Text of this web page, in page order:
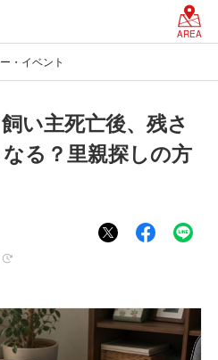
AREA
・イベント
い主死亡後、残さ
る？里親探しの方